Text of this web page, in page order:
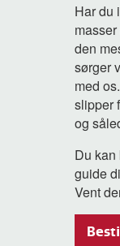
Har du
den
sørger
med
slipper
og
Du
guide
Vent